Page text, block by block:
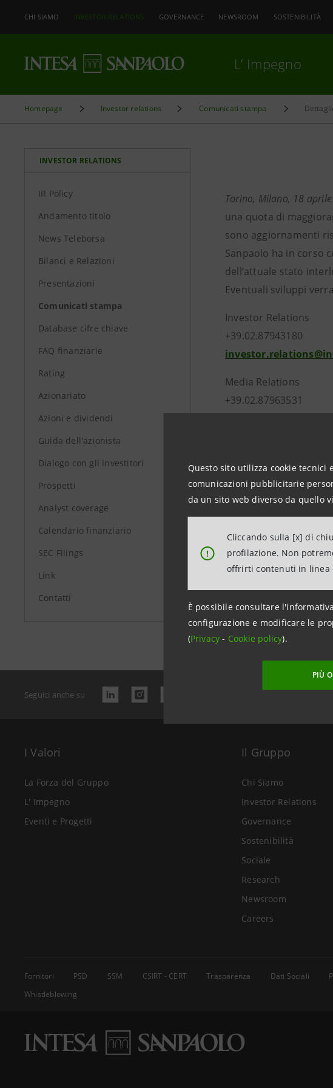
Questo sito utilizza cookie tecnici
comunicazioni pubblicitarie
da un sito web diverso da quello
!
Cliccando sulla [x] di
profilazione. Non
offrirti contenuti in linea
È possibile consultare
configurazione e modificare le
(Privacy- Cookie policy).
PIÙ
CHI SIAMO INVESTOR RELATIONS GOVERNANCE NEWSROOM SOSTENIBILITÀ
L’ Impegno
Homepage Investor relations Comunicati stampa
INVESTOR RELATIONS
IR Policy
Andamento titolo
News Teleborsa
Bilanci e Relazioni
Presentazioni
Comunicati stampa
Database cifre chiave
FAQ finanziarie
Rating
Azionariato
Azioni e dividendi
Guida dell'azionista
Dialogo con gli investitori
Prospetti
Analyst coverage
Calendario finanziario
SEC Filings
Link
Contatti
Torino, Milano, 18
una quota di
sono aggiornamenti
Sanpaolo ha in corso
dell’attuale stato
Eventuali sviluppi
Investor Relations
+39.02.87943180
Media Relations
+39.02.87963531
Data ultimo aggiornamento
Seguici anche su
I Valori
La Forza del Gruppo
L' Impegno
Eventi e Progetti
Il Gruppo
Chi Siamo
Investor Relations
Governance
Sostenibilità
Sociale
Research
Newsroom
Careers
Fornitori PSD SSM CSIRT - CERT Trasparenza Dati Sociali
Whistleblowing